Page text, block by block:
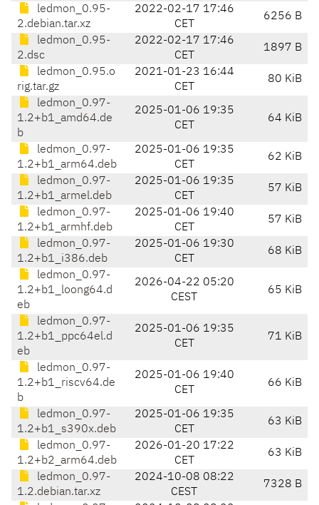
ledmon_0.95-
2.debian.tar.xz
2022-02-17 17:46
CET
6256 B
ledmon_0.95-
2.dsc
2022-02-17 17:46
CET
1897 B
ledmon_0.95.o
rig.tar.gz
2021-01-23 16:44
CET
80 KiB
ledmon_0.97-
1.2+b1_amd64.de
b
2025-01-06 19:35
CET
64 KiB
ledmon_0.97-
1.2+b1_arm64.deb
2025-01-06 19:35
CET
62 KiB
ledmon_0.97-
1.2+b1_armel.deb
2025-01-06 19:35
CET
57 KiB
ledmon_0.97-
1.2+b1_armhf.deb
2025-01-06 19:40
CET
57 KiB
ledmon_0.97-
1.2+b1_i386.deb
2025-01-06 19:30
CET
68 KiB
ledmon_0.97-
1.2+b1_loong64.d
eb
2026-04-22 05:20
CEST
65 KiB
ledmon_0.97-
1.2+b1_ppc64el.d
eb
2025-01-06 19:35
CET
71 KiB
ledmon_0.97-
1.2+b1_riscv64.de
b
2025-01-06 19:40
CET
66 KiB
ledmon_0.97-
1.2+b1_s390x.deb
2025-01-06 19:35
CET
63 KiB
ledmon_0.97-
1.2+b2_arm64.deb
2026-01-20 17:22
CET
63 KiB
ledmon_0.97-
1.2.debian.tar.xz
2024-10-08 08:22
CEST
7328 B